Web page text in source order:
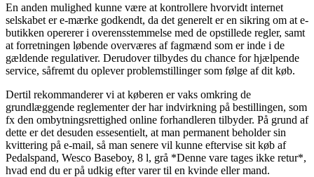
En anden mulighed kunne være at kontrollere hvorvidt internet
selskabet er e-mærke godkendt, da det generelt er en sikring om at e-
butikken opererer i overensstemmelse med de opstillede regler, samt
at forretningen løbende overværes af fagmænd som er inde i de
gældende regulativer. Derudover tilbydes du chance for hjælpende
service, såfremt du oplever problemstillinger som følge af dit køb.
Dertil rekommanderer vi at køberen er vaks omkring de
grundlæggende reglementer der har indvirkning på bestillingen, som
fx den ombytningsrettighed online forhandleren tilbyder. På grund af
dette er det desuden essesentielt, at man permanent beholder sin
kvittering på e-mail, så man senere vil kunne eftervise sit køb af
Pedalspand, Wesco Baseboy, 8 l, grå *Denne vare tages ikke retur*,
hvad end du er på udkig efter varer til en kvinde eller mand.